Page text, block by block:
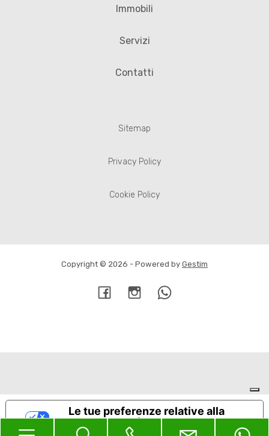
Immobili
Servizi
Contatti
Sitemap
Privacy Policy
Cookie Policy
Copyright © 2026 - Powered by Gestim
Le tue preferenze relative alla
privacy